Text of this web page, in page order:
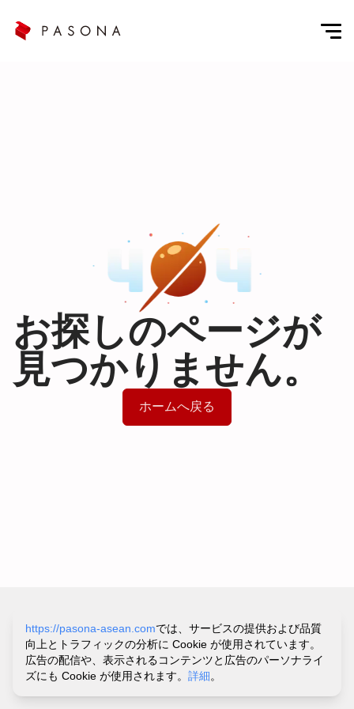
https://pasona-asean.comでは、サービスの提供および品質
向上とトラフィックの分析に Cookie が使用されています。
広告の配信や、表示されるコンテンツと広告のパーソナライ
ズにも Cookie が使用されます。 詳細。
お探しのページが
見つかりません。
ホームへ戻る
サイトポリシー&プライバシーポリシー
利用規約
お問い合わせ・ヘルプ
© PASONA VIETNAM CO.,LTD.